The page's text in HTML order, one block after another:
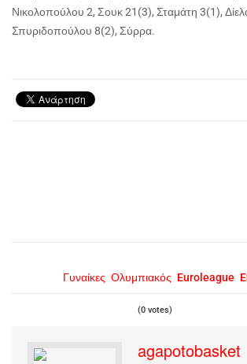
Γυναίκες Ολυμπιακός Euroleague
(0 votes)
Νικολοπούλου 2, Σουκ 21(3), Σταμάτη 3(1),
Σπυριδοπούλου 8(2), Σύρρα.
agapotobasket